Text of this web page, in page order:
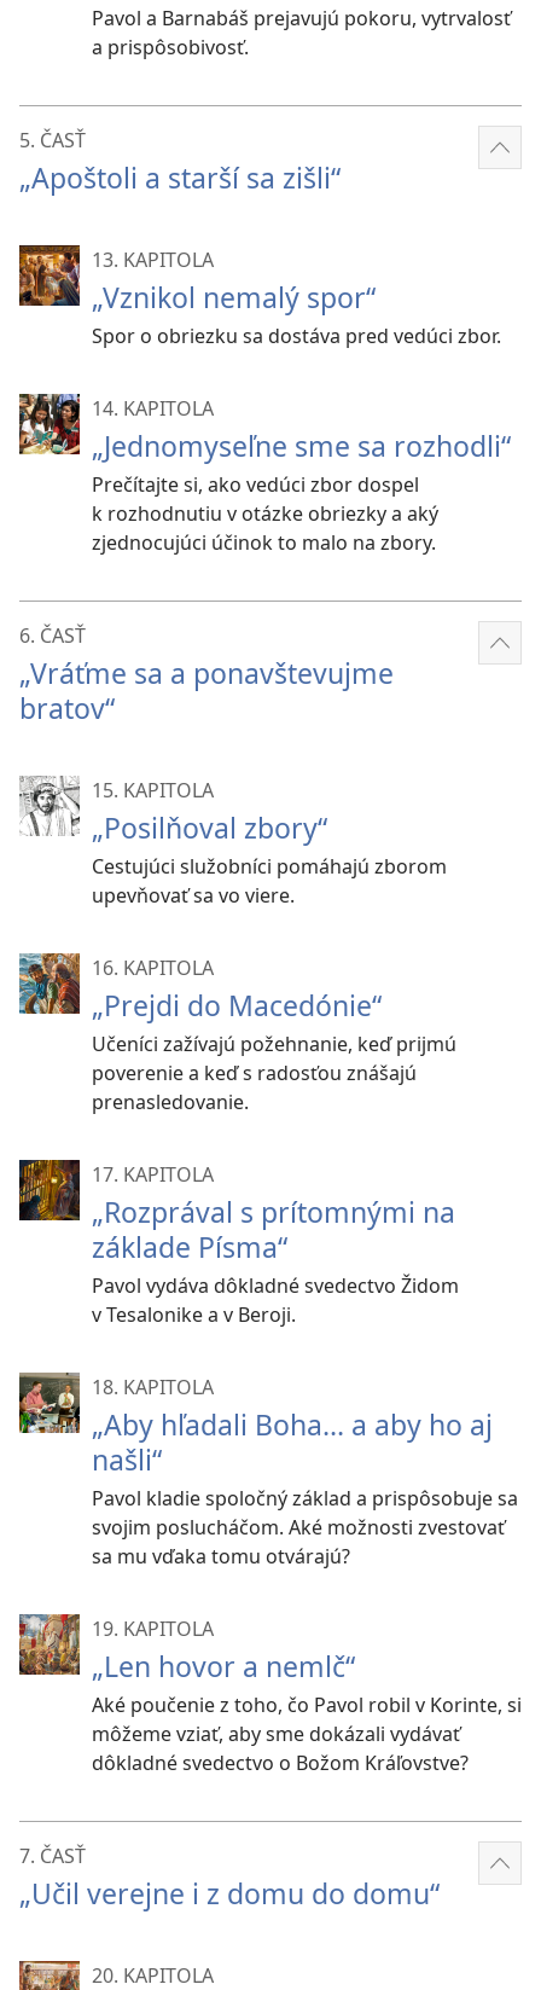
Pavol a Barnabáš prejavujú pokoru, vytrvalosť
a prispôsobivosť.
5. ČASŤ
„Apoštoli a starší sa zišli“
13. KAPITOLA
„Vznikol nemalý spor“
Spor o obriezku sa dostáva pred vedúci zbor.
14. KAPITOLA
„Jednomyseľne sme sa rozhodli“
Prečítajte si, ako vedúci zbor dospel
k rozhodnutiu v otázke obriezky a aký
zjednocujúci účinok to malo na zbory.
6. ČASŤ
„Vráťme sa a ponavštevujme
bratov“
15. KAPITOLA
„Posilňoval zbory“
Cestujúci služobníci pomáhajú zborom
upevňovať sa vo viere.
16. KAPITOLA
„Prejdi do Macedónie“
Učeníci zažívajú požehnanie, keď prijmú
poverenie a keď s radosťou znášajú
prenasledovanie.
17. KAPITOLA
„Rozprával s prítomnými na
základe Písma“
Pavol vydáva dôkladné svedectvo Židom
v Tesalonike a v Beroji.
18. KAPITOLA
„Aby hľadali Boha... a aby ho aj
našli“
Pavol kladie spoločný základ a prispôsobuje sa
svojim poslucháčom. Aké možnosti zvestovať
sa mu vďaka tomu otvárajú?
19. KAPITOLA
„Len hovor a nemlč“
Aké poučenie z toho, čo Pavol robil v Korinte, si
môžeme vziať, aby sme dokázali vydávať
dôkladné svedectvo o Božom Kráľovstve?
7. ČASŤ
„Učil verejne i z domu do domu“
20. KAPITOLA